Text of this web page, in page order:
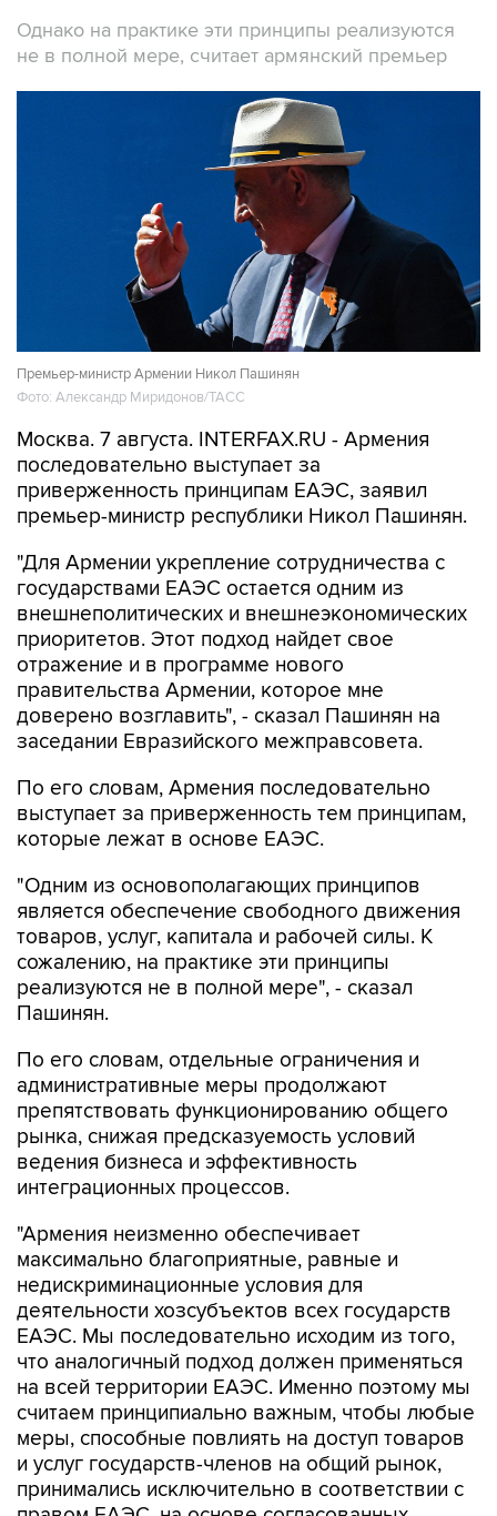
Однако на практике эти принципы реализуются
не в полной мере, считает армянский премьер
Премьер-министр Армении Никол Пашинян
Фото: Александр Миридонов/ТАСС
Москва. 7 августа. INTERFAX.RU - Армения
последовательно выступает за
приверженность принципам ЕАЭС, заявил
премьер-министр республики Никол Пашинян.
"Для Армении укрепление сотрудничества с
государствами ЕАЭС остается одним из
внешнеполитических и внешнеэкономических
приоритетов. Этот подход найдет свое
отражение и в программе нового
правительства Армении, которое мне
доверено возглавить", - сказал Пашинян на
заседании Евразийского межправсовета.
По его словам, Армения последовательно
выступает за приверженность тем принципам,
которые лежат в основе ЕАЭС.
"Одним из основополагающих принципов
является обеспечение свободного движения
товаров, услуг, капитала и рабочей силы. К
сожалению, на практике эти принципы
реализуются не в полной мере", - сказал
Пашинян.
По его словам, отдельные ограничения и
административные меры продолжают
препятствовать функционированию общего
рынка, снижая предсказуемость условий
ведения бизнеса и эффективность
интеграционных процессов.
"Армения неизменно обеспечивает
максимально благоприятные, равные и
недискриминационные условия для
деятельности хозсубъектов всех государств
ЕАЭС. Мы последовательно исходим из того,
что аналогичный подход должен применяться
на всей территории ЕАЭС. Именно поэтому мы
считаем принципиально важным, чтобы любые
меры, способные повлиять на доступ товаров
и услуг государств-членов на общий рынок,
принимались исключительно в соответствии с